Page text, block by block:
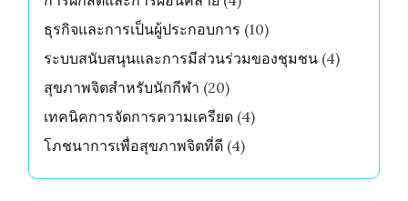
ธุรกิจและการเป็นผู้ประกอบการ (10)
ระบบสนับสนุนและการมีส่วนร่วมของชุมชน (4)
สุขภาพจิตสำหรับนักกีฬา (20)
เทคนิคการจัดการความเครียด (4)
โภชนาการเพื่อสุขภาพจิตที่ดี (4)